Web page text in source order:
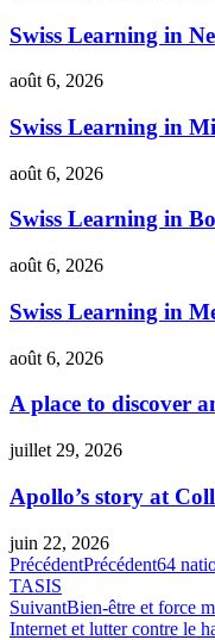
Swiss Learning in
août 6, 2026
Swiss Learning in
août 6, 2026
Swiss Learning in
août 6, 2026
Swiss Learning in
août 6, 2026
A place to discover
juillet 29, 2026
Apollo’s story at
juin 22, 2026
PrécédentPrécédent64
TASIS
SuivantBien-être et force
Internet et lutter contre le